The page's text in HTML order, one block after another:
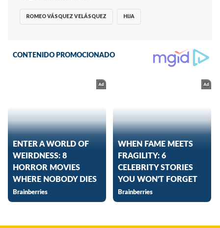
ROMEO VÁSQUEZ VELÁSQUEZ HIJA